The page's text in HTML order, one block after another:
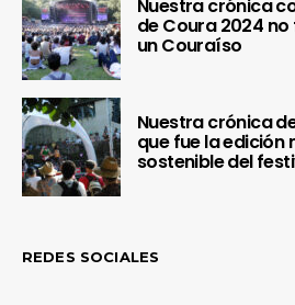
Nuestra crónica
de Coura 2024
un Couraíso
Nuestra crónica
que fue la edición
sostenible del
REDES SOCIALES